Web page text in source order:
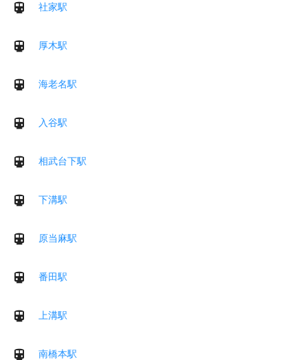
社家駅
厚木駅
海老名駅
入谷駅
相武台下駅
下溝駅
原当麻駅
番田駅
上溝駅
南橋本駅